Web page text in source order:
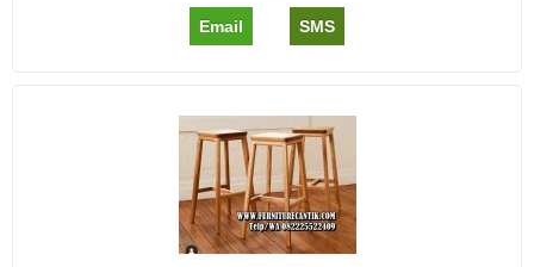
Email SMS